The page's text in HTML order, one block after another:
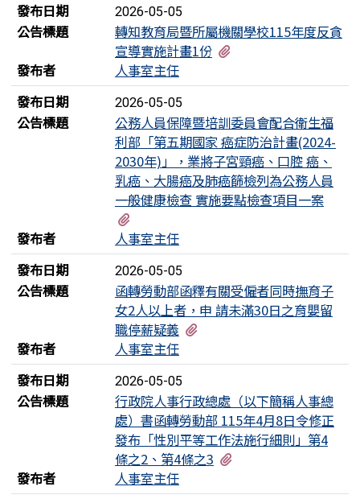
發布日期
2026-05-05
公告標題
轉知教育局暨所屬機關學校115年度反貪
宣導實施計畫1份
發布者
人事室主任
發布日期
2026-05-05
公告標題
公務人員保障暨培訓委員會配合衛生福
利部「第五期國家 癌症防治計畫(2024-
2030年)」，業將子宮頸癌、口腔 癌、
乳癌、大腸癌及肺癌篩檢列為公務人員
一般健康檢查 實施要點檢查項目一案
發布者
人事室主任
發布日期
2026-05-05
公告標題
函轉勞動部函釋有關受僱者同時撫育子
女2人以上者，申 請未滿30日之育嬰留
職停薪疑義
發布者
人事室主任
發布日期
2026-05-05
公告標題
行政院人事行政總處（以下簡稱人事總
處）書函轉勞動部 115年4月8日令修正
發布「性別平等工作法施行細則」第4
條之2、第4條之3
發布者
人事室主任